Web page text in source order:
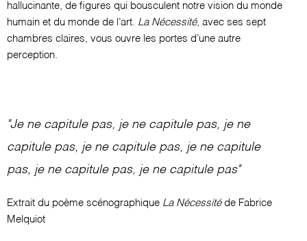
hallucinante, de figures qui bousculent notre vision du monde
humain et du monde de l’art. La Nécessité, avec ses sept
chambres claires, vous ouvre les portes d’une autre
perception.
"Je ne capitule pas, je ne capitule pas, je ne
capitule pas, je ne capitule pas, je ne capitule
pas, je ne capitule pas, je ne capitule pas"
Extrait du poème scénographique La Nécessité de Fabrice
Melquiot